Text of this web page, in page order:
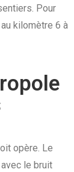
Pour
kilomètre 6 à
opère. Le
le bruit